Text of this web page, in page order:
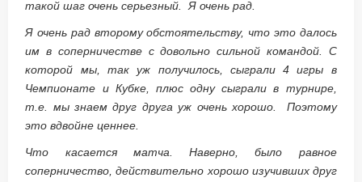
такой шаг очень серьезный. Я очень рад.
Я очень рад второму обстоятельству, что это далось
им в соперничестве с довольно сильной командой. С
которой мы, так уж получилось, сыграли 4 игры в
Чемпионате и Кубке, плюс одну сыграли в турнире,
т.е. мы знаем друг друга уж очень хорошо. Поэтому
это вдвойне ценнее.
Что касается матча. Наверно, было равное
соперничество, действительно хорошо изучивших друг